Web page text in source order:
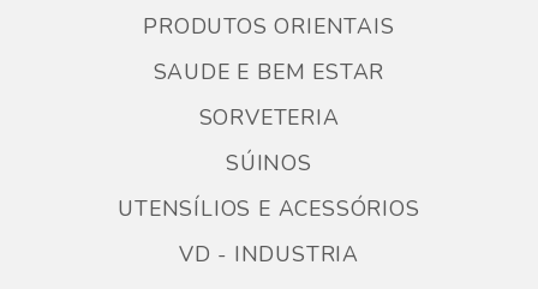
PRODUTOS ORIENTAIS
SAUDE E BEM ESTAR
SORVETERIA
SÚINOS
UTENSÍLIOS E ACESSÓRIOS
VD - INDUSTRIA